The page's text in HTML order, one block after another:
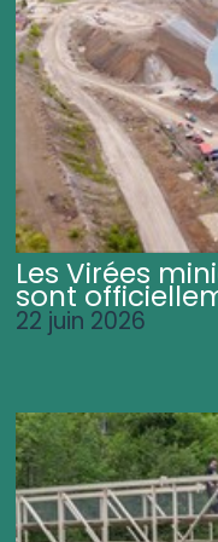
Les Virées
sont
22 juin 2026